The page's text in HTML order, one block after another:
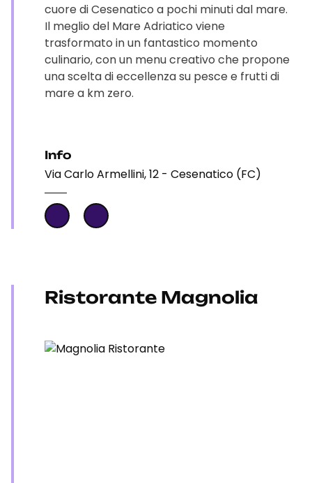
cuore di Cesenatico a pochi minuti dal mare.
Il meglio del Mare Adriatico viene
trasformato in un fantastico momento
culinario, con un menu creativo che propone
una scelta di eccellenza su pesce e frutti di
mare a km zero.
Info
Via Carlo Armellini, 12 - Cesenatico (FC)
Ristorante Magnolia